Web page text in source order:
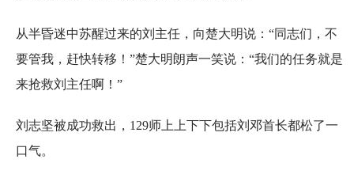
从半昏迷中苏醒过来的刘主任，向楚大明说：“同志们，不
要管我，赶快转移！”楚大明朗声一笑说：“我们的任务就是
来抢救刘主任啊！”
刘志坚被成功救出，129师上上下下包括刘邓首长都松了一
口气。